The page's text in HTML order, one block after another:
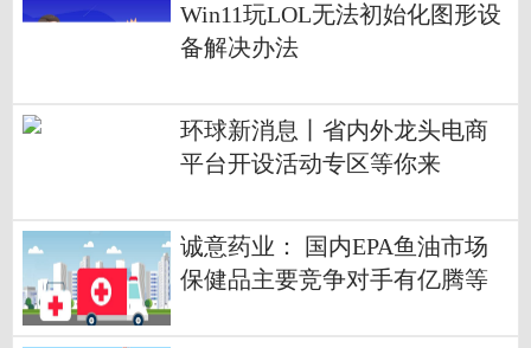
Win11玩LOL无法初始化图形设
备解决办法
环球新消息丨省内外龙头电商
平台开设活动专区等你来
诚意药业： 国内EPA鱼油市场
保健品主要竞争对手有亿腾等